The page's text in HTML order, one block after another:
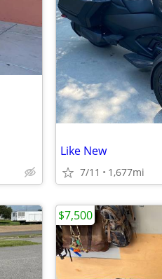
Like New
7/11 1,677mi
$7,500